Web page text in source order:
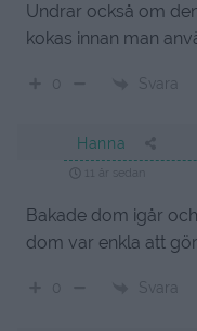
Undrar också om
kokas innan man
Svara
Hanna
11 år sedan
Bakade dom igår
dom var enkla att
Svara